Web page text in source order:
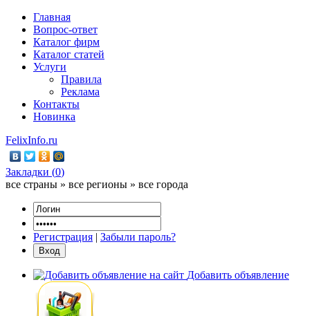
Главная
Вопрос-ответ
Каталог фирм
Каталог статей
Услуги
Правила
Реклама
Контакты
Новинка
FelixInfo.ru
Закладки (0)
все страны » все регионы » все города
Регистрация | Забыли пароль?
Добавить объявление